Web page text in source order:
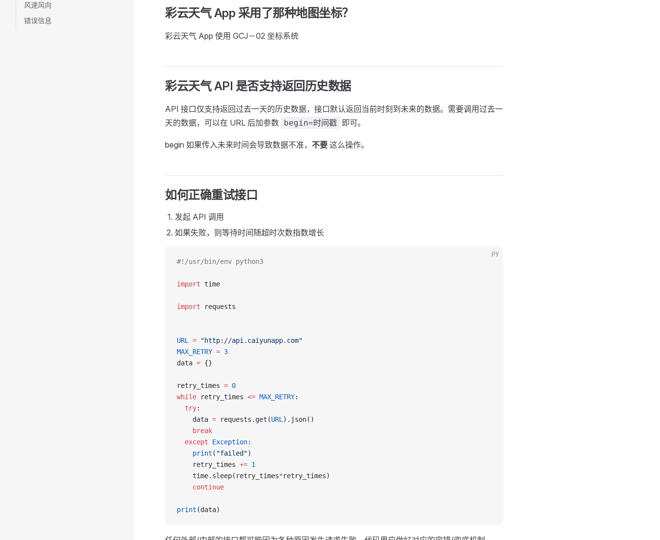
风速风向
错误信息
彩云天气 App 采用了那种地图坐标？
彩云天气 App 使用 GCJ－02 坐标系统
彩云天气 API 是否支持返回历史数据
API 接口仅支持返回过去一天的历史数据，接口默认返回当前时刻到未来的数据。需要调用过去一
天的数据，可以在 URL 后加参数 begin=时间戳 即可。
begin 如果传入未来时间会导致数据不准， 不要 这么操作。
如何正确重试接口
发起 API 调用
如果失败，则等待时间随超时次数指数增长
py
#!/usr/bin/env python3
import time
import requests
URL = "http://api.caiyunapp.com"
MAX_RETRY = 3
data = {}
retry_times = 0
while retry_times <= MAX_RETRY:
  try
:
    data
= requests.get(URL ).json()
    break
  except
Exception:
    print
( "failed")
    retry_times
+= 1
    time.sleep(retry_times
*retry_times)
    continue
print (data)